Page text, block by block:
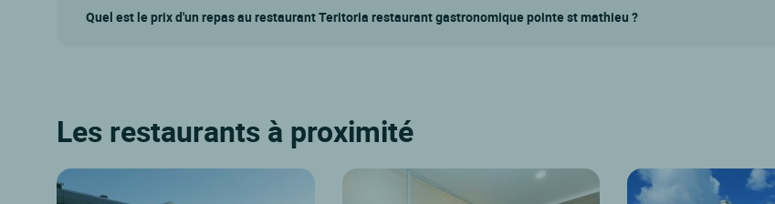
Quel est le prix d'un repas au restaurant Teritoria restaurant gastronomique pointe st mathieu ?
Les restaurants à proximité